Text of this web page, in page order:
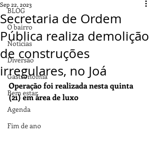
BLOG
O bairro
Notícias
Diversão
Gastronomia
Bem estar
Agenda
Fim de ano
Secretaria de Ordem
Pública realiza demolição
de construções
irregulares, no Joá
Sep 22, 2023
Operação foi realizada nesta quinta
(21) em área de luxo